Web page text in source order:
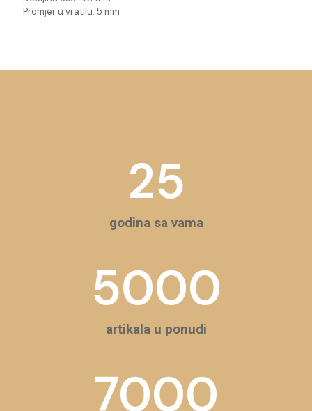
Promjer u vratilu: 5 mm
25
godina sa vama
5000
artikala u ponudi
7000